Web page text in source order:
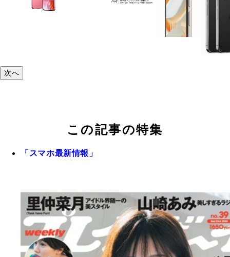
次へ
この記事の特集
「スマホ最新情報」